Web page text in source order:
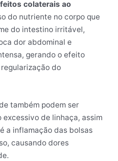
colaterais ao
do nutriente no corpo que
do intestino irritável,
dor abdominal e
gerando o efeito
do
também podem ser
excessivo de linhaça, assim
a inflamação das bolsas
causando dores